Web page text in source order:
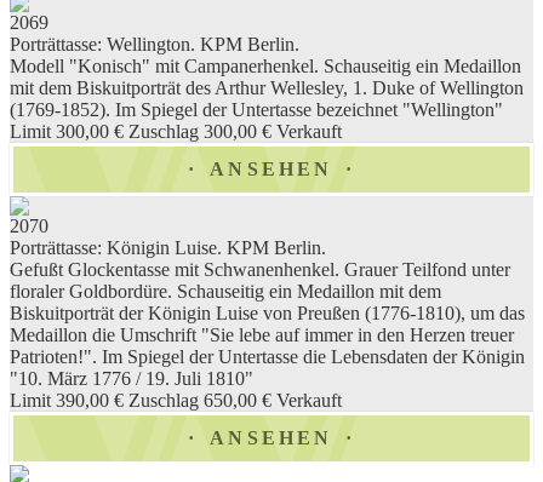
2069
Porträttasse: Wellington. KPM Berlin.
Modell "Konisch" mit Campanerhenkel. Schauseitig ein Medaillon
mit dem Biskuitporträt des Arthur Wellesley, 1. Duke of Wellington
(1769-1852). Im Spiegel der Untertasse bezeichnet "Wellington"
Limit 300,00 € Zuschlag 300,00 € Verkauft
ANSEHEN
2070
Porträttasse: Königin Luise. KPM Berlin.
Gefußt Glockentasse mit Schwanenhenkel. Grauer Teilfond unter
floraler Goldbordüre. Schauseitig ein Medaillon mit dem
Biskuitporträt der Königin Luise von Preußen (1776-1810), um das
Medaillon die Umschrift "Sie lebe auf immer in den Herzen treuer
Patrioten!". Im Spiegel der Untertasse die Lebensdaten der Königin
"10. März 1776 / 19. Juli 1810"
Limit 390,00 € Zuschlag 650,00 € Verkauft
ANSEHEN